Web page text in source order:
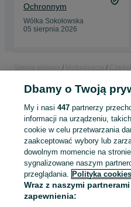
Ochronnym
Wólka Sokołowska
05 sierpnia 2026
Strona główna Motoryzacja
KATEGORIA
ID:1054781936
Dbamy o Twoją
My i nasi447 partnerzy
informacji na urządzeniu,
cookie w celu przetwarzania
zaakceptować wybory lub
dowolnym momencie na
sygnalizowane naszym
przeglądania. Polityka
Wraz z naszymi
zapewnienia: